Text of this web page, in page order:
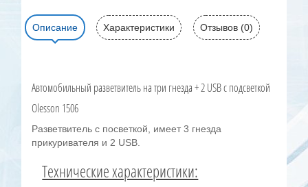
Описание Характеристики Отзывов (0)
Автомобильный разветвитель на три гнезда + 2 USB с подсветкой
Olesson 1506
Разветвитель с посветкой, имеет 3 гнезда
прикуривателя и 2 USB.
Технические характеристики: